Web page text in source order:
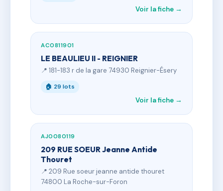
Voir la fiche →
AC0811901
LE BEAULIEU II - REIGNIER
📍 181-183 r de la gare 74930 Reignier-Ésery
🏠 29 lots
Voir la fiche →
AJ0080119
209 RUE SOEUR Jeanne Antide
Thouret
📍 209 Rue soeur jeanne antide thouret
74800 La Roche-sur-Foron